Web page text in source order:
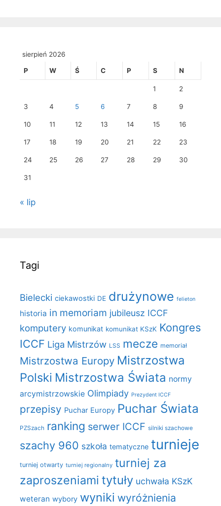
sierpień 2026
P W Ś C P S N
1 2
3 4 5 6 7 8 9
10 11 12 13 14 15 16
17 18 19 20 21 22 23
24 25 26 27 28 29 30
31
« lip
Tagi
Bielecki ciekawostki DE drużynowe felieton
historia in memoriam jubileusz ICCF
komputery komunikat komunikat KSzK Kongres
ICCF Liga Mistrzów LSS mecze memoriał
Mistrzostwa Europy Mistrzostwa
Polski Mistrzostwa Świata normy
arcymistrzowskie Olimpiady Prezydent ICCF
przepisy Puchar Europy Puchar Świata
PZSzach ranking serwer ICCF silniki szachowe
szachy 960 szkoła tematyczne turnieje
turniej otwarty turniej regionalny turniej za
zaproszeniami tytuły uchwała KSzK
weteran wybory wyniki wyróżnienia